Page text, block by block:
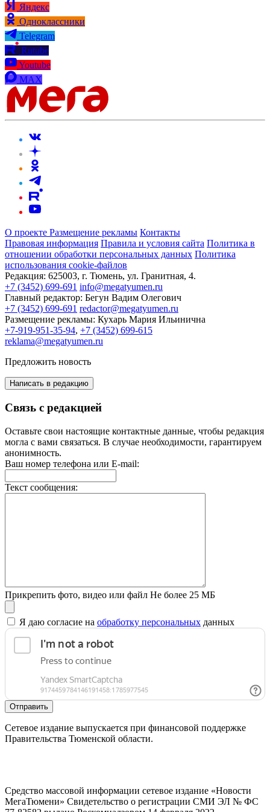
Яндекс
Одноклассники
Telegram
Rutube
Youtube
MAX
О проекте Размещение рекламы Контакты
Правовая информация Правила и условия сайта Политика в
отношении обработки персональных данных Политика
использования cookie-файлов
Редакция: 625003, г. Тюмень, ул. Гранитная, 4.
+7 (3452) 699-691 info@megatyumen.ru
Главный редактор: Бегун Вадим Олегович
+7 (3452) 699-691 redactor@megatyumen.ru
Размещение рекламы: Кухарь Мария Ильинична
+7-919-951-35-94, +7 (3452) 699-615
reklama@megatyumen.ru
Предложить новость
Написать в редакцию
Связь с редакцией
Оставьте свои настоящие контактные данные, чтобы редакция
могла с вами связаться. В случае необходимости, гарантируем
анонимность.
Ваш номер телефона или E-mail:
Текст сообщения:
Прикрепить фото, видео или файл Не более 25 МБ
Я даю согласие на обработку персональных данных
Отправить
Сетевое издание выпускается при финансовой поддержке
Правительства Тюменской области.
Средство массовой информации сетевое издание «Новости
МегаТюмени» Свидетельство о регистрации СМИ ЭЛ № ФС